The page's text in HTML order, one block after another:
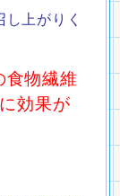
上がりく
物繊維
効果が